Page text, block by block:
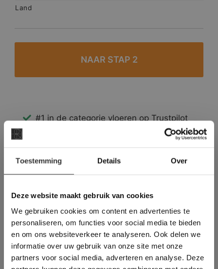
Toestemming Details Over
Deze website maakt gebruik van cookies
We gebruiken cookies om content en advertenties te
personaliseren, om functies voor social media te bieden
en om ons websiteverkeer te analyseren. Ook delen we
informatie over uw gebruik van onze site met onze
partners voor social media, adverteren en analyse. Deze
Land
#1 in de categorie vloeren op Trustpilot
Binnen 24 uur een passende offerte
Meer dan 500 m2 showroom
Deze website maakt
gebruik van cookies.
This Cookie Banner was deleted and is no
longer working. Please contact the website
administrator.
Deze website gebruikt cookies om de
gebruikerservaring te verbeteren. Door
gebruik te maken van onze website geeft u
toestemming voor alle cookies in
overeenstemming met ons cookiebeleid.Lees
verder